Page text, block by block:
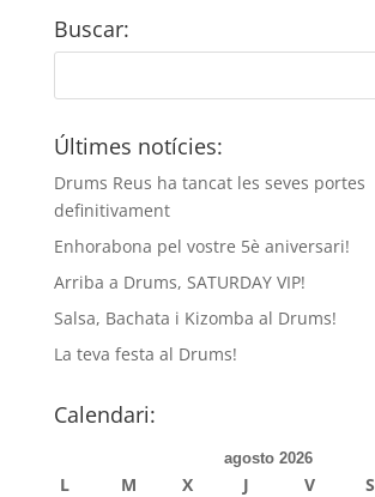
Buscar:
Últimes notícies:
Drums Reus ha tancat les seves portes
definitivament
Enhorabona pel vostre 5è aniversari!
Arriba a Drums, SATURDAY VIP!
Salsa, Bachata i Kizomba al Drums!
La teva festa al Drums!
Calendari:
agosto 2026
L M X J V S